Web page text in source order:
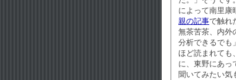
によって南里康
親の記事で触れ
無茶苦茶、内外
分析できるでも
ほど読まれても
に、東野にあっ
聞いてみたい気